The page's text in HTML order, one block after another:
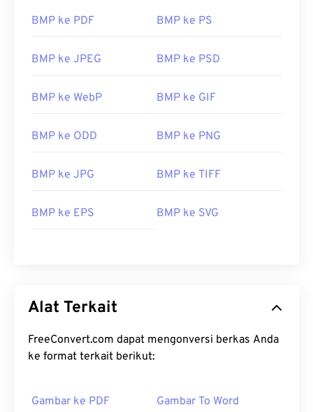
BMP ke PDF BMP ke PS
BMP ke JPEG BMP ke PSD
BMP ke WebP BMP ke GIF
BMP ke ODD BMP ke PNG
BMP ke JPG BMP ke TIFF
BMP ke EPS BMP ke SVG
Alat Terkait
FreeConvert.com dapat mengonversi berkas Anda
ke format terkait berikut:
Gambar ke PDF Gambar To Word